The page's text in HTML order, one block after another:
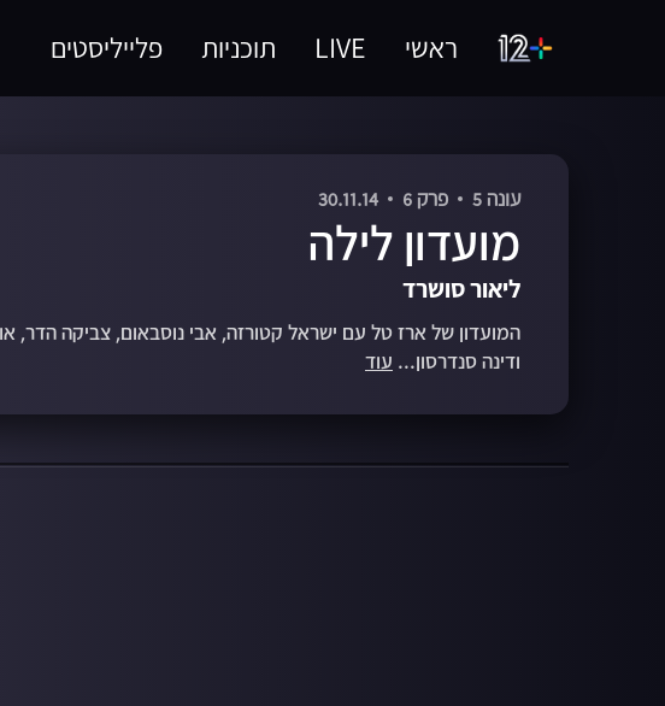
ראשי LIVE תוכניות פלייליסטים
עונה 5 פרק 6 30.11.14
מועדון לילה
ליאור סושרד
המועדון של ארז טל עם ישראל קטורזה, אבי נוסבאום, צביקה הדר,
ודינה סנדרסון... עוד